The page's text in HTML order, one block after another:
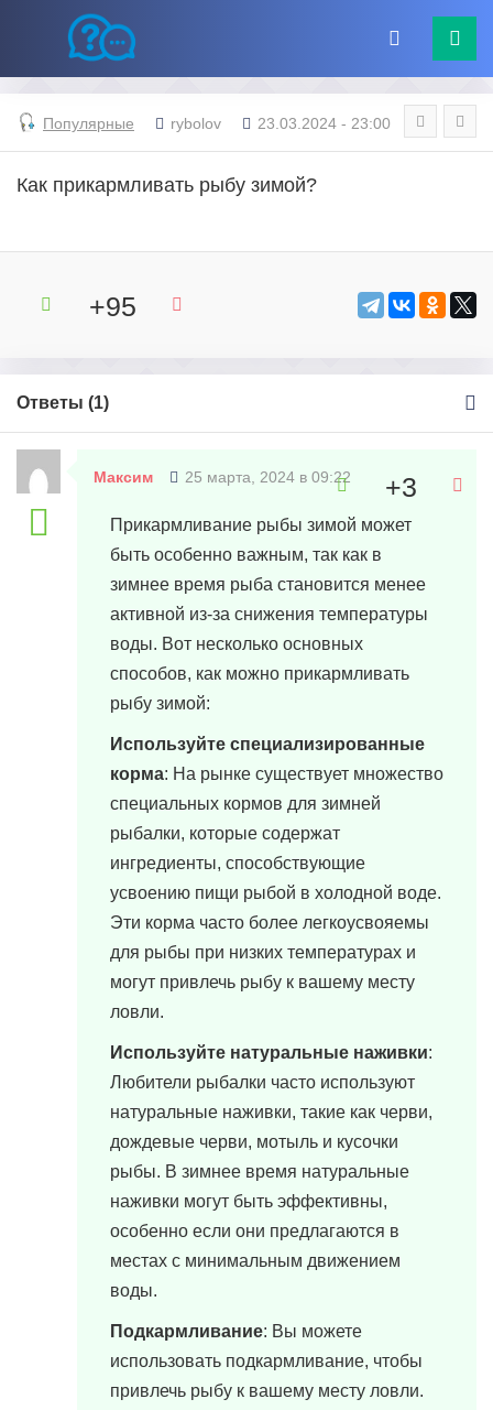
Популярные rybolov 23.03.2024 - 23:00
Как прикармливать рыбу зимой?
+95
Ответы (1)
Максим 25 марта, 2024 в 09:22
Прикармливание рыбы зимой может
быть особенно важным, так как в
зимнее время рыба становится менее
активной из-за снижения температуры
воды. Вот несколько основных
способов, как можно прикармливать
рыбу зимой:
Используйте специализированные
корма: На рынке существует множество
специальных кормов для зимней
рыбалки, которые содержат
ингредиенты, способствующие
усвоению пищи рыбой в холодной воде.
Эти корма часто более легкоусвояемы
для рыбы при низких температурах и
могут привлечь рыбу к вашему месту
ловли.
Используйте натуральные наживки:
Любители рыбалки часто используют
натуральные наживки, такие как черви,
дождевые черви, мотыль и кусочки
рыбы. В зимнее время натуральные
наживки могут быть эффективны,
особенно если они предлагаются в
местах с минимальным движением
воды.
Подкармливание: Вы можете
использовать подкармливание, чтобы
привлечь рыбу к вашему месту ловли.
+3